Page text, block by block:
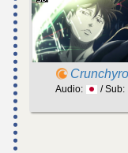
Audio: / Sub: